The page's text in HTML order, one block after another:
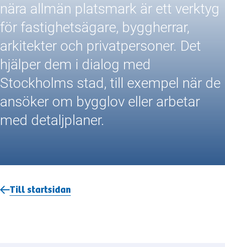
nära allmän platsmark är ett verktyg
för fastighetsägare, byggherrar,
arkitekter och privatpersoner. Det
hjälper dem i dialog med
Stockholms stad, till exempel när de
ansöker om bygglov eller arbetar
med detaljplaner.
Till startsidan